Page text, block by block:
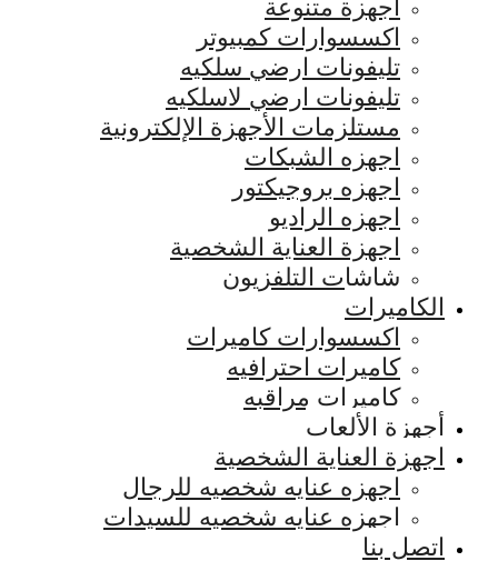
أجهزة متنوعة
اكسسوارات كمبيوتر
تليفونات ارضي سلكيه
تليفونات ارضي لاسلكيه
مستلزمات الأجهزة الإلكترونية
اجهزه الشبكات
اجهزه بروجيكتور
اجهزه الراديو
اجهزة العناية الشخصية
شاشات التلفزيون
الكاميرات
اكسسوارات كاميرات
كاميرات احترافيه
كاميرات مراقبه
أجهزة الألعاب
اجهزة العناية الشخصية
اجهزه عنايه شخصيه للرجال
اجهزه عنايه شخصيه للسيدات
اتصل بنا